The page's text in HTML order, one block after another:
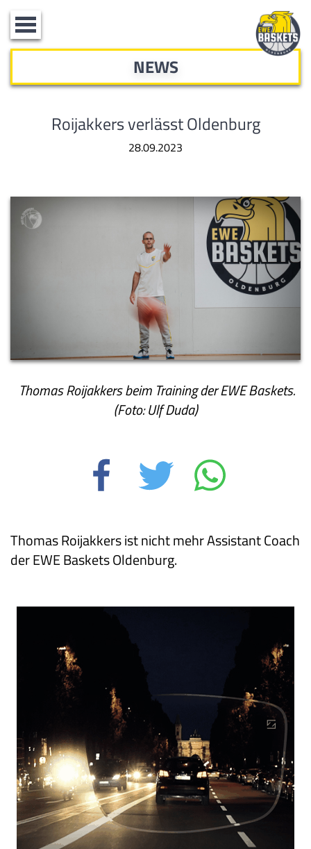
Toggle
navigation
NEWS
Roijakkers verlässt Oldenburg
28.09.2023
Thomas Roijakkers beim Training der EWE Baskets.
(Foto: Ulf Duda)
Thomas Roijakkers ist nicht mehr Assistant Coach
der EWE Baskets Oldenburg.